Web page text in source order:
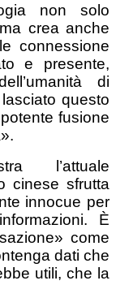
non solo
crea anche
connessione
e presente,
di
questo
fusione
l’attuale
cinese sfrutta
innocue per
È
come
dati che
utili, che la